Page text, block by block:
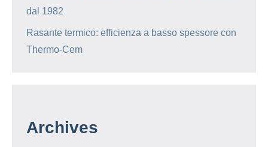
dal 1982
Rasante termico: efficienza a basso spessore con
Thermo-Cem
Archives